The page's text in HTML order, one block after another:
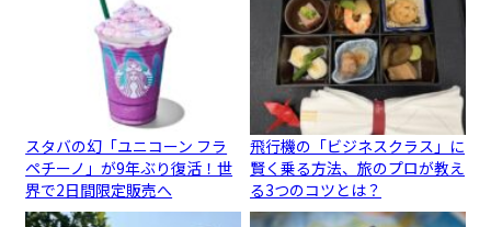
スタバの幻「ユニコーン フラ
ペチーノ」が9年ぶり復活！世
界で2日間限定販売へ
飛行機の「ビジネスクラス」に
賢く乗る方法、旅のプロが教え
る3つのコツとは？